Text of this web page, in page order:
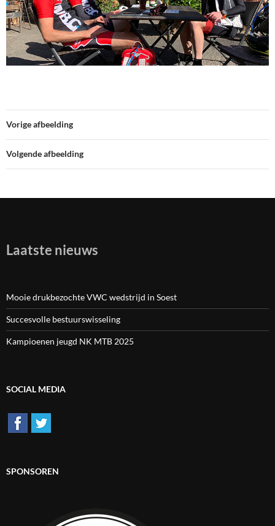
Vorige afbeelding
Volgende afbeelding
Laatste nieuws
Mooie drukbezochte VWC wedstrijd in Soest
Succesvolle bestuurswisseling
Kampioenen jeugd NK MTB 2025
SOCIAL MEDIA
SPONSOREN